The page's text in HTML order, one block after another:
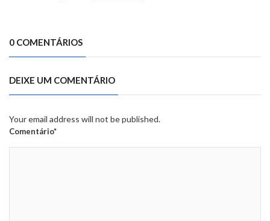
0 COMENTÁRIOS
DEIXE UM COMENTÁRIO
Your email address will not be published.
Comentário*